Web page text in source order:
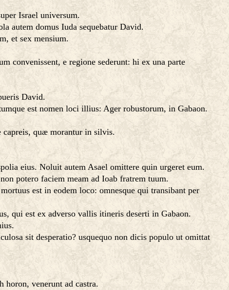
Israel universum.
autem domus Iuda sequebatur David.
et sex mensium.
convenissent, e regione sederunt: hi ex una parte
David.
est nomen loci illius: Ager robustorum, in Gabaon.
quæ morantur in silvis.
eius. Noluit autem Asael omittere quin urgeret eum.
potero faciem meam ad Ioab fratrem tuum.
est in eodem loco: omnesque qui transibant per
qui est ex adverso vallis itineris deserti in Gabaon.
sit desperatio? usquequo non dicis populo ut omittat
venerunt ad castra.